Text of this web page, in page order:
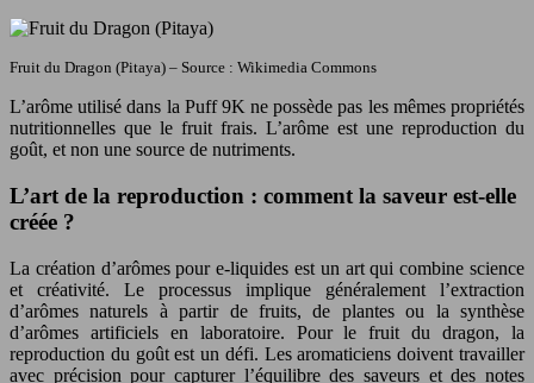
Fruit du Dragon (Pitaya) – Source : Wikimedia Commons
L’arôme utilisé dans la Puff 9K ne possède pas les mêmes propriétés
nutritionnelles que le fruit frais. L’arôme est une reproduction du
goût, et non une source de nutriments.
L’art de la reproduction : comment la saveur est-elle
créée ?
La création d’arômes pour e-liquides est un art qui combine science
et créativité. Le processus implique généralement l’extraction
d’arômes naturels à partir de fruits, de plantes ou la synthèse
d’arômes artificiels en laboratoire. Pour le fruit du dragon, la
reproduction du goût est un défi. Les aromaticiens doivent travailler
avec précision pour capturer l’équilibre des saveurs et des notes